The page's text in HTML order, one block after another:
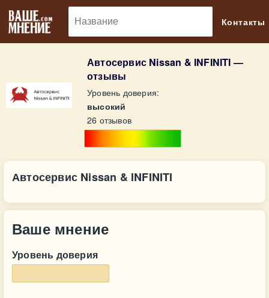
Контакты
Автосервис Nissan & INFINITI —
отзывы
Уровень доверия:
высокий
26 отзывов
Автосервис Nissan & INFINITI
Ваше мнение
Уровень доверия